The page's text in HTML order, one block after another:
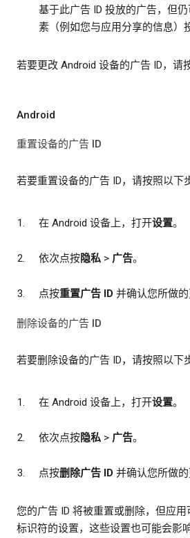
基于此广告 ID 投放的广告，但
素（例如您与应用分享的信息）
若要更改 Android 设备的广告 ID，请
Android
重置设备的广告 ID
若要重置设备的广告 ID，请按照以下
在 Android 设备上，打开设置。
依次点按隐私 > 广告。
点按重置广告 ID 并确认您所做的
删除设备的广告 ID
若要删除设备的广告 ID，请按照以下
在 Android 设备上，打开设置。
依次点按隐私 > 广告。
点按删除广告 ID 并确认您所做的
您的广告 ID 将被重置或删除，但应
标识符的设置，这些设置也可能会影